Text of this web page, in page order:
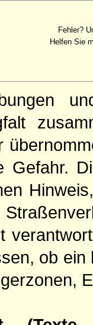
Fehler?
Helfen Sie
Gefahr.
ob